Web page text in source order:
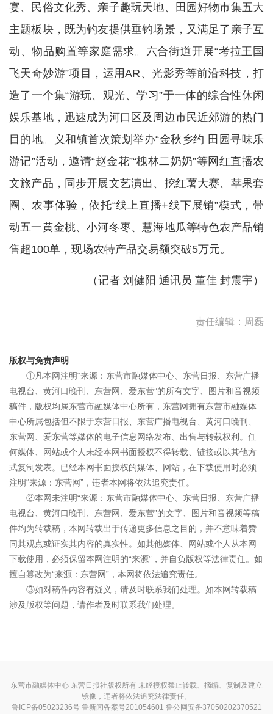
宴、民俗文化秀、亲子趣玩天地、田园好物市集五大
主题板块，既为钓友提供垂钓场景，又满足了亲子互
动、物品购置等家庭需求。六合街道开展“考拉王国
飞天奇妙游”项目，运用AR、光影秀等前沿科技，打
造了一个集“游玩、观光、学习”于一体的综合性休闲
娱乐基地，迅速成为河口区及周边市民近郊游的热门
目的地。义和镇首次策划举办“金秋乡约 田园寻味乐
游记”活动，邀请“赵金花”“槐林二奶奶”等网红直播农
文旅产品，同步开展文艺演出、挖红薯大赛、苹果套
圈、农事体验，依托“线上直播+线下展销”模式，带
动五一黄金桃、小河冬枣、慧海地瓜等特色农产品销
售超100单，现场农特产品交易额突破5万元。
（记者 刘健阳 通讯员 董佳 封震宇）
责任编辑：周磊
版权与免责声明
①凡本网注明“来源：东营市融媒体中心、东营日报、东营广播
电视台、黄河口晚刊、东营网、爱东营”的所有文字、图片和音视频
稿件，版权均属东营市融媒体中心所有，东营网拥有东营市融媒体
中心所属包括但不限于东营日报、东营广播电视台、黄河口晚刊、
东营网、爱东营等媒体的电子信息网络发布、出售与转载权利。任
何媒体、网站或个人未经本网书面授权不得转载、链接或以其他方
式复制发表。已经本网书面授权的媒体、网站，在下载使用时必须
注明“来源：东营网”，违者本网将依法追究责任。
②本网未注明“来源：东营市融媒体中心、东营日报、东营广播
电视台、黄河口晚刊、东营网、爱东营”的文字、图片和音视频等稿
件均为转载稿，本网转载出于传递更多信息之目的，并不意味着赞
同其观点或证实其内容的真实性。如其他媒体、网站或个人从本网
下载使用，必须保留本网注明的“来源”，并自负版权等法律责任。如
擅自篡改为“来源：东营网”，本网将依法追究责任。
③如对稿件内容有疑义，请及时联系我们处理。如本网转载稿
涉及版权等问题，请作者及时联系我们处理。
东营市融媒体中心 东营日报社版权所有 未经授权禁止转载、摘编、复制及建立
镜像，违者将依法追究法律责任。
鲁ICP备05023236号鲁新闻备案号201054601 鲁公网安备37050202370521